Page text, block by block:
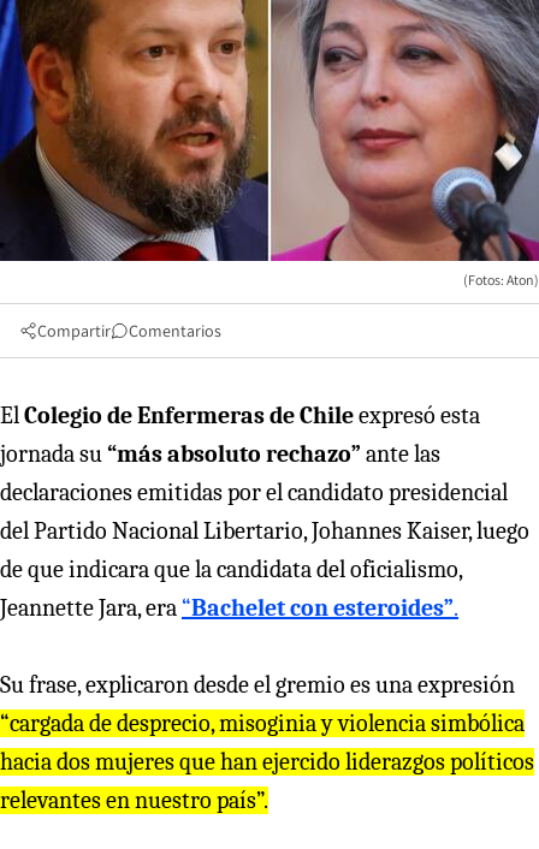
(Fotos: Aton)
Compartir Comentarios
ElColegio de Enfermeras de Chileexpresó esta
jornada su“más absoluto rechazo” ante las
declaraciones emitidas por el candidato presidencial
del Partido Nacional Libertario, Johannes Kaiser, luego
de que indicara que la candidata del oficialismo,
Jeannette Jara, era “Bachelet con esteroides”.
Su frase, explicaron desde el gremio es una expresión
“cargada de desprecio, misoginia y violencia simbólica
hacia dos mujeres que han ejercido liderazgos políticos
relevantes en nuestro país”.